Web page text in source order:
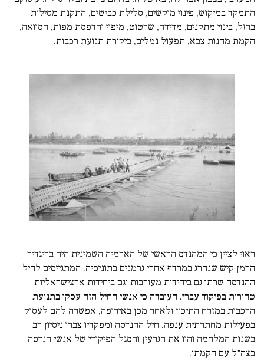
התמקד במיקוש, פינוי מוקשים, סלילת כבישים, התקנת מסילות
ברזל, בינוי מתקנים, מדידה, שרטוט, מיפוי והדפסת מפות, הסוואה,
הקמת מחנות צבא, תפעול נמלים, ביקורת תנועת רכבות.
ראוי לציין כי המהנדס הראשי של הארמיה השמינית היה בריגדיר
הרמן קיש שנהרג במרדף אחרי גרמנים בתוניסיה. המתגייסים לחיל
ההנדסה שרתו גם ביחידות מעורבות וגם ביחידות ארצישראליות
טהורות בפיקוד עברי. העובדה כי אנשי החיל הזה עסקו בתנועת
הרכבות במזרח התיכון ולאחר מכן באירופה, אפשרה להם לעסוק
בפעילות מחתרתית ענפה. חיל ההנדסה ומפקדיו צברו ניסיון רב
בשנות המלחמה והוו את הגרעין והסגל הפיקודי של אנשי הנדסה
בצה"ל עם הקמתו.